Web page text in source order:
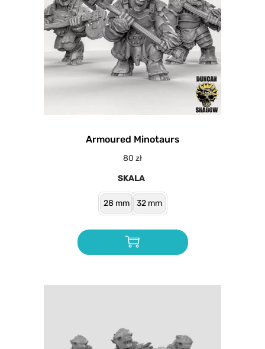
Armoured Minotaurs
80 zł
SKALA
28 mm 32 mm